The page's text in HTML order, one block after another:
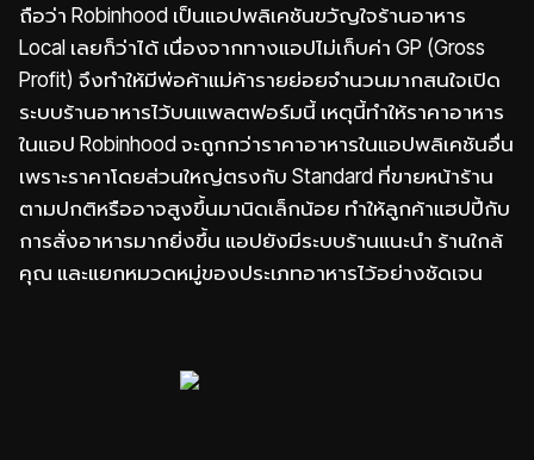
ถือว่า Robinhood เป็นแอปพลิเคชันขวัญใจร้านอาหาร
Local เลยก็ว่าได้ เนื่องจากทางแอปไม่เก็บค่า GP (Gross
Profit) จึงทำให้มีพ่อค้าแม่ค้ารายย่อยจำนวนมากสนใจเปิด
ระบบร้านอาหารไว้บนแพลตฟอร์มนี้ เหตุนี้ทำให้ราคาอาหาร
ในแอป Robinhood จะถูกกว่าราคาอาหารในแอปพลิเคชันอื่น
เพราะราคาโดยส่วนใหญ่ตรงกับ Standard ที่ขายหน้าร้าน
ตามปกติหรืออาจสูงขึ้นมานิดเล็กน้อย ทำให้ลูกค้าแฮปปี้กับ
การสั่งอาหารมากยิ่งขึ้น แอปยังมีระบบร้านแนะนำ ร้านใกล้
คุณ และแยกหมวดหมู่ของประเภทอาหารไว้อย่างชัดเจน